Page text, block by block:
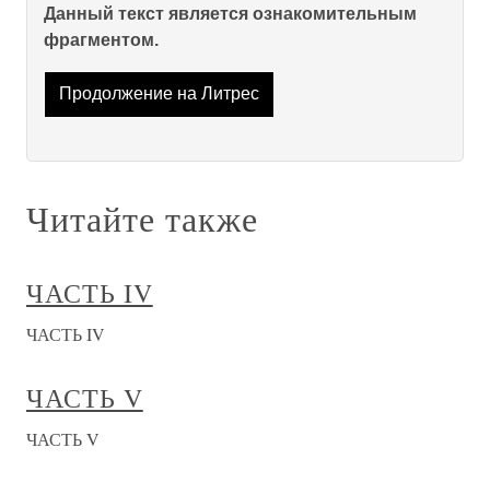
Данный текст является ознакомительным
фрагментом.
Продолжение на Литрес
Читайте также
ЧАСТЬ IV
ЧАСТЬ IV
ЧАСТЬ V
ЧАСТЬ V